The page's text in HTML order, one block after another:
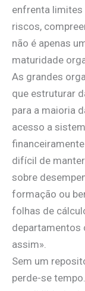
enfrenta limites
riscos,
não é apenas
maturidade
As grandes
que estruturar
para a maioria
acesso a
difícil de
sobre
formação ou
folhas de
departamentos
assim».
Sem um
perde-se